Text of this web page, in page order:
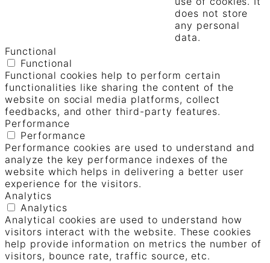
does not store
any personal
data.
Functional
Functional
Functional cookies help to perform certain
functionalities like sharing the content of the
website on social media platforms, collect
feedbacks, and other third-party features.
Performance
Performance
Performance cookies are used to understand and
analyze the key performance indexes of the
website which helps in delivering a better user
experience for the visitors.
Analytics
Analytics
Analytical cookies are used to understand how
visitors interact with the website. These cookies
help provide information on metrics the number of
visitors, bounce rate, traffic source, etc.